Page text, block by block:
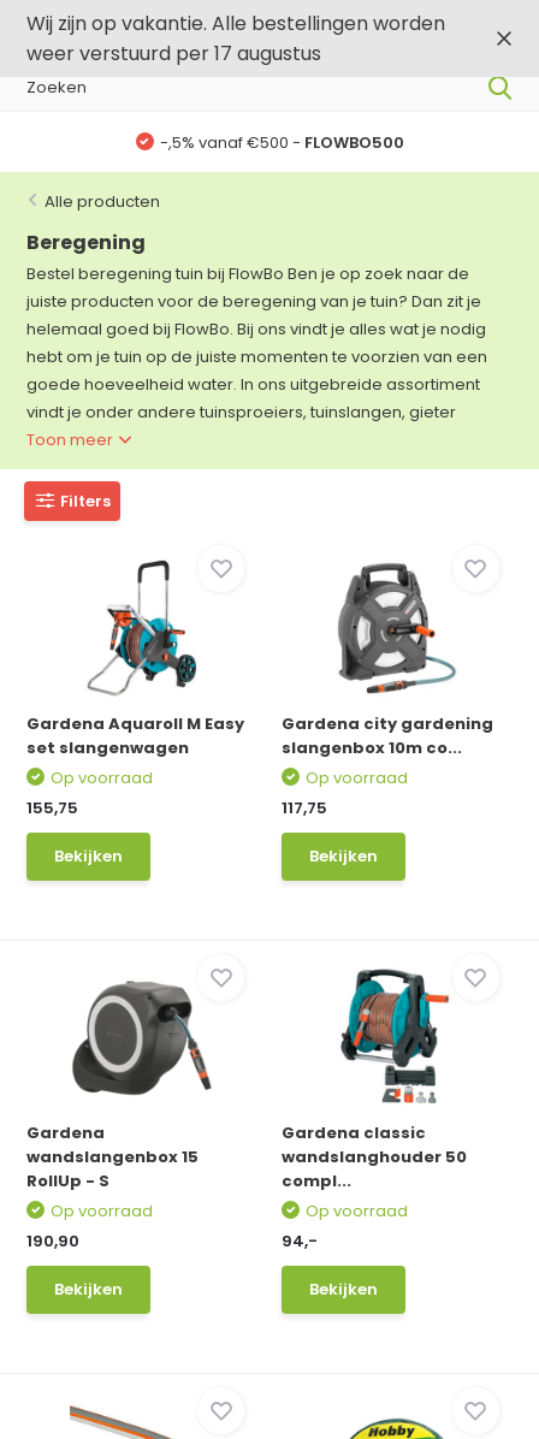
Wij zijn op vakantie. Alle bestellingen worden
weer verstuurd per 17 augustus
-,5% vanaf €500 - FLOWBO500
Alle producten
Beregening
Bestel beregening tuin bij FlowBo Ben je op zoek naar de
juiste producten voor de beregening van je tuin? Dan zit je
helemaal goed bij FlowBo. Bij ons vindt je alles wat je nodig
hebt om je tuin op de juiste momenten te voorzien van een
goede hoeveelheid water. In ons uitgebreide assortiment
vindt je onder andere tuinsproeiers, tuinslangen, gieter
Toon meer
Filters
Gardena Aquaroll M Easy
set slangenwagen
Op voorraad
155,75
Bekijken
Gardena city gardening
slangenbox 10m co...
Op voorraad
117,75
Bekijken
Gardena
wandslangenbox 15
RollUp - S
Op voorraad
190,90
Bekijken
Gardena classic
wandslanghouder 50
compl...
Op voorraad
94,-
Bekijken